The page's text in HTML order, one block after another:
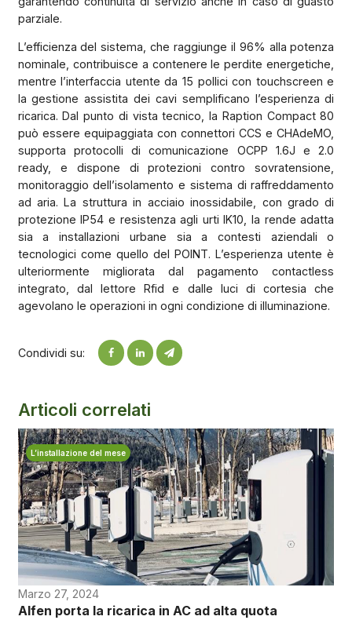
parziale.
L’efficienza del sistema, che raggiunge il 96% alla potenza
nominale, contribuisce a contenere le perdite energetiche,
mentre l’interfaccia utente da 15 pollici con touchscreen e
la gestione assistita dei cavi semplificano l’esperienza di
ricarica. Dal punto di vista tecnico, la Raption Compact 80
può essere equipaggiata con connettori CCS e CHAdeMO,
supporta protocolli di comunicazione OCPP 1.6J e 2.0
ready, e dispone di protezioni contro sovratensione,
monitoraggio dell’isolamento e sistema di raffreddamento
ad aria. La struttura in acciaio inossidabile, con grado di
protezione IP54 e resistenza agli urti IK10, la rende adatta
sia a installazioni urbane sia a contesti aziendali o
tecnologici come quello del POINT. L’esperienza utente è
ulteriormente migliorata dal pagamento contactless
integrato, dal lettore Rfid e dalle luci di cortesia che
agevolano le operazioni in ogni condizione di illuminazione.
Condividi su:
Articoli correlati
L’installazione del mese
Marzo 27, 2024
Alfen porta la ricarica in AC ad alta quota